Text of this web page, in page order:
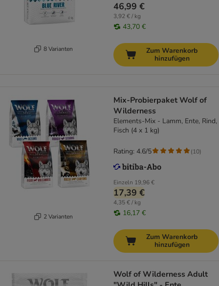
8 Varianten
46,99 €
3,92 € / kg
43,70 €
Zum Warenkorb
hinzufügen
2 Varianten
Mix-Probierpaket Wolf of
Wilderness
Elements-Mix - Lamm, Ente, Rind,
Fisch (4 x 1 kg)
Einzeln 19,96 €
17,39 €
4,35 € / kg
16,17 €
Rating: 4.6/5 (10)
Zum Warenkorb
hinzufügen
Wolf of Wilderness Adult